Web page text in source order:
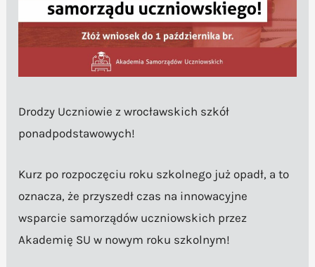
Drodzy Uczniowie z wrocławskich szkół
ponadpodstawowych!
Kurz po rozpoczęciu roku szkolnego już opadł, a to
oznacza, że przyszedł czas na innowacyjne
wsparcie samorządów uczniowskich przez
Akademię SU w nowym roku szkolnym!